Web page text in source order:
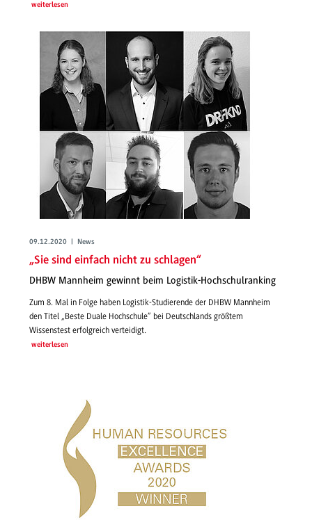
weiterlesen
09.12.2020 | News
„Sie sind einfach nicht zu schlagen“
DHBW Mannheim gewinnt beim Logistik-Hochschulranking
Zum 8. Mal in Folge haben Logistik-Studierende der DHBW Mannheim
den Titel „Beste Duale Hochschule“ bei Deutschlands größtem
Wissenstest erfolgreich verteidigt.
weiterlesen